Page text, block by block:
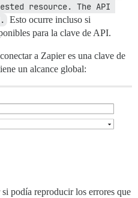
resource. The API
Esto ocurre incluso si
para la clave de API.
a Zapier es una clave de
un alcance global:
podía reproducir los errores que